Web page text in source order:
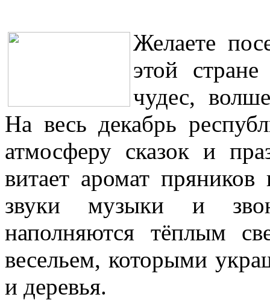
Желаете
этой
чудес,
На весь декабрь
атмосферу сказок и
витает аромат
звуки музыки и
наполняются тёплым
весельем, которыми
и деревья.